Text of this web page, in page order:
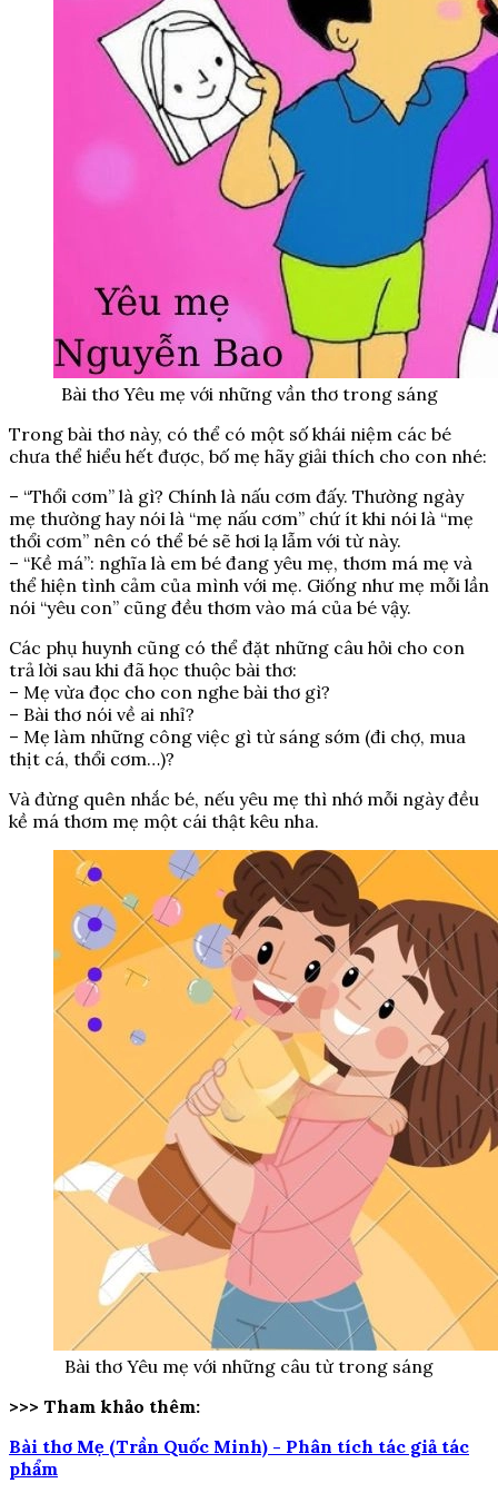
Bài thơ Yêu mẹ với những vần thơ trong sáng
Trong bài thơ này, có thể có một số khái niệm các bé
chưa thể hiểu hết được, bố mẹ hãy giải thích cho con nhé:
– “Thổi cơm” là gì? Chính là nấu cơm đấy. Thường ngày
mẹ thường hay nói là “mẹ nấu cơm” chứ ít khi nói là “mẹ
thổi cơm” nên có thể bé sẽ hơi lạ lẫm với từ này.
– “Kề má”: nghĩa là em bé đang yêu mẹ, thơm má mẹ và
thể hiện tình cảm của mình với mẹ. Giống như mẹ mỗi lần
nói “yêu con” cũng đều thơm vào má của bé vậy.
Các phụ huynh cũng có thể đặt những câu hỏi cho con
trả lời sau khi đã học thuộc bài thơ:
– Mẹ vừa đọc cho con nghe bài thơ gì?
– Bài thơ nói về ai nhỉ?
– Mẹ làm những công việc gì từ sáng sớm (đi chợ, mua
thịt cá, thổi cơm…)?
Và đừng quên nhắc bé, nếu yêu mẹ thì nhớ mỗi ngày đều
kề má thơm mẹ một cái thật kêu nha.
Bài thơ Yêu mẹ với những câu từ trong sáng
>>> Tham khảo thêm:
Bài thơ Mẹ (Trần Quốc Minh) - Phân tích tác giả tác
phẩm